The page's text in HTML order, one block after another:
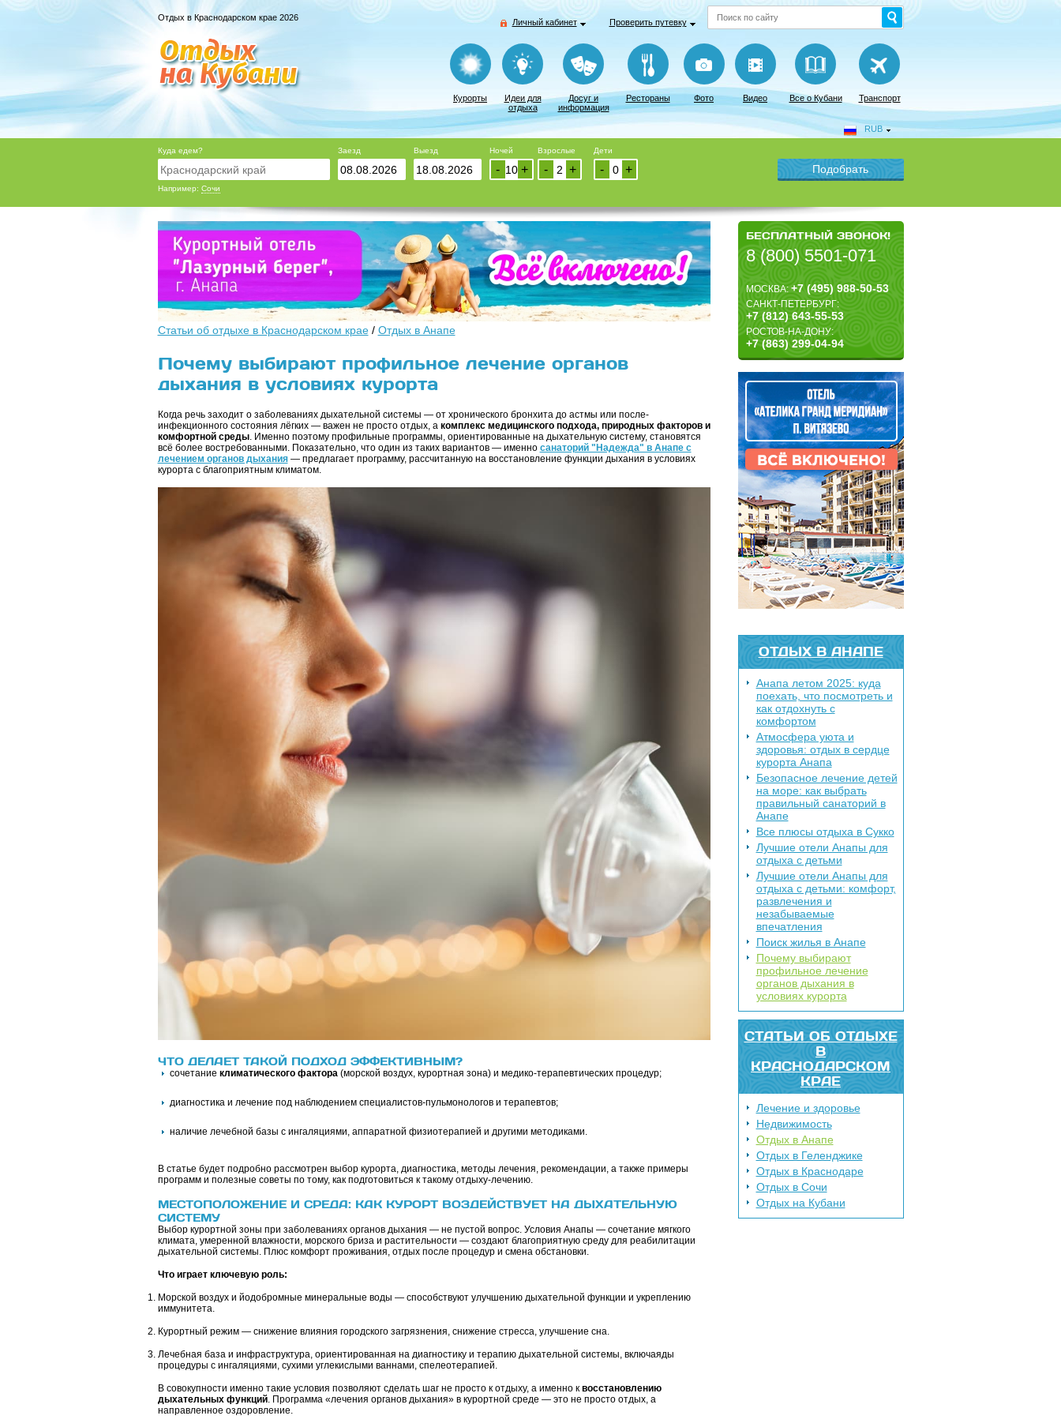
Отдых в Краснодарском крае 2026 Личный кабинет Проверить путевку
Курорты
Идеи для
отдыха
Досуг и
информация
Рестораны Фото Видео Все о Кубани Транспорт
RUB
Куда едем?
Например: Сочи
Заезд Выезд Ночей
+
-
Взрослые
+
-
Дети
+
-
БЕСПЛАТНЫЙ ЗВОНОК!
8 (800) 5501-071
МОСКВА:+7 (495) 988-50-53
САНКТ-ПЕТЕРБУРГ:
+7 (812) 643-55-53
РОСТОВ-НА-ДОНУ:
+7 (863) 299-04-94
ОТДЫХ В АНАПЕ
Анапа летом 2025: куда
поехать, что посмотреть и
как отдохнуть с
комфортом
Атмосфера уюта и
здоровья: отдых в сердце
курорта Анапа
Безопасное лечение детей
на море: как выбрать
правильный санаторий в
Анапе
Все плюсы отдыха в Сукко
Лучшие отели Анапы для
отдыха с детьми
Лучшие отели Анапы для
отдыха с детьми: комфорт,
развлечения и
незабываемые
впечатления
Поиск жилья в Анапе
Почему выбирают
профильное лечение
органов дыхания в
условиях курорта
СТАТЬИ ОБ ОТДЫХЕ
В
КРАСНОДАРСКОМ
КРАЕ
Лечение и здоровье
Недвижимость
Отдых в Анапе
Отдых в Геленджике
Отдых в Краснодаре
Отдых в Сочи
Отдых на Кубани
Статьи об отдыхе в Краснодарском крае/ Отдых в Анапе
Почему выбирают профильное лечение органов
дыхания в условиях курорта
Когда речь заходит о заболеваниях дыхательной системы — от хронического бронхита до астмы или после-
инфекционного состояния лёгких — важен не просто отдых, а комплекс медицинского подхода, природных факторов и
комфортной среды. Именно поэтому профильные программы, ориентированные на дыхательную систему, становятся
всё более востребованными. Показательно, что один из таких вариантов — именно санаторий "Надежда" в Анапе с
лечением органов дыхания— предлагает программу, рассчитанную на восстановление функции дыхания в условиях
курорта с благоприятным климатом.
ЧТО ДЕЛАЕТ ТАКОЙ ПОДХОД ЭФФЕКТИВНЫМ?
сочетание климатического фактора(морской воздух, курортная зона) и медико-терапевтических процедур;
диагностика и лечение под наблюдением специалистов-пульмонологов и терапевтов;
наличие лечебной базы с ингаляциями, аппаратной физиотерапией и другими методиками.
В статье будет подробно рассмотрен выбор курорта, диагностика, методы лечения, рекомендации, а также примеры
программ и полезные советы по тому, как подготовиться к такому отдыху-лечению.
МЕСТОПОЛОЖЕНИЕ И СРЕДА: КАК КУРОРТ ВОЗДЕЙСТВУЕТ НА ДЫХАТЕЛЬНУЮ
СИСТЕМУ
Выбор курортной зоны при заболеваниях органов дыхания — не пустой вопрос. Условия Анапы — сочетание мягкого
климата, умеренной влажности, морского бриза и растительности — создают благоприятную среду для реабилитации
дыхательной системы. Плюс комфорт проживания, отдых после процедур и смена обстановки.
Что играет ключевую роль:
Морской воздух и йодобромные минеральные воды — способствуют улучшению дыхательной функции и укреплению
иммунитета.
Курортный режим — снижение влияния городского загрязнения, снижение стресса, улучшение сна.
Лечебная база и инфраструктура, ориентированная на диагностику и терапию дыхательной системы, включаяды
процедуры с ингаляциями, сухими углекислыми ваннами, спелеотерапией.
В совокупности именно такие условия позволяют сделать шаг не просто к отдыху, а именно к восстановлению
дыхательных функций. Программа «лечения органов дыхания» в курортной среде — это не просто отдых, а
направленное оздоровление.